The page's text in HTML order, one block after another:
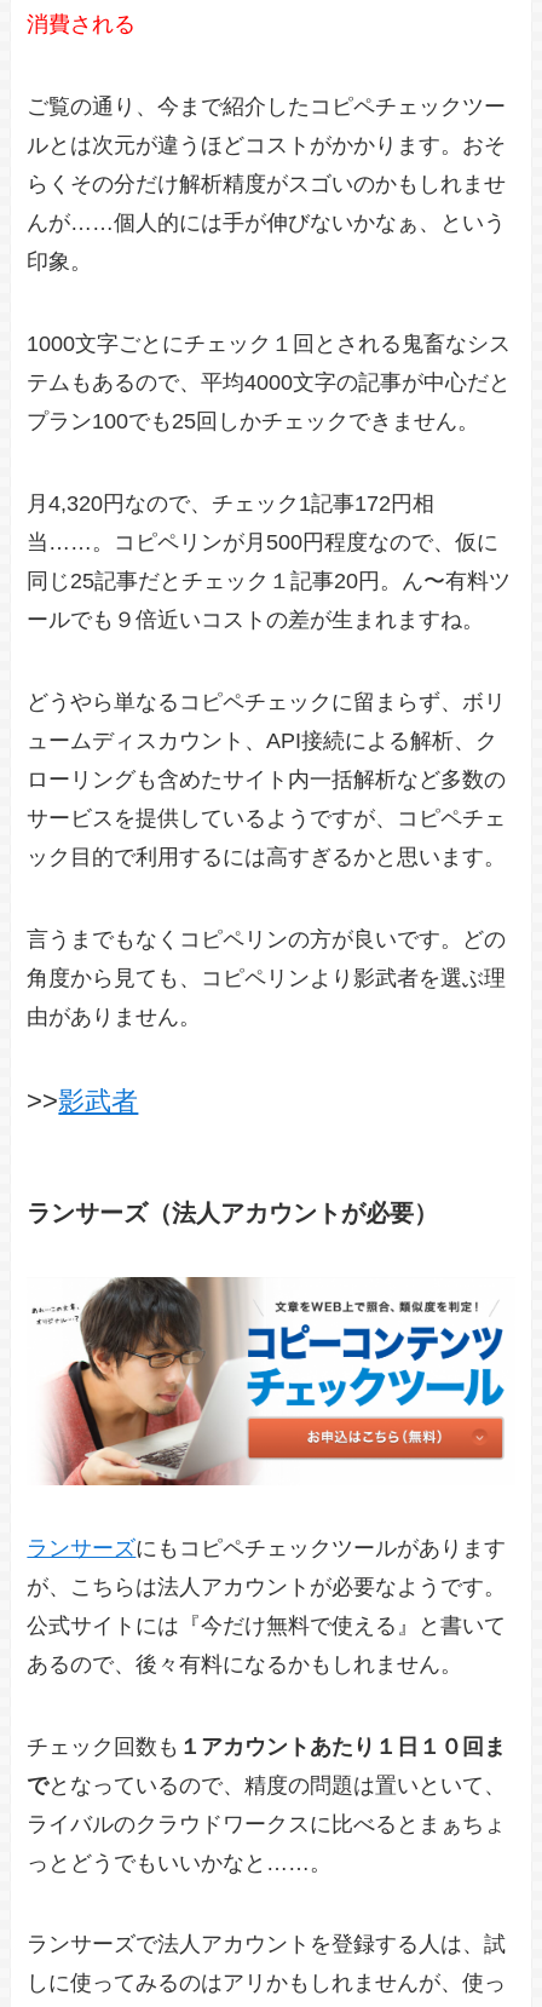
消費される
ご覧の通り、今まで紹介したコピペチェックツー
ルとは次元が違うほどコストがかかります。おそ
らくその分だけ解析精度がスゴいのかもしれませ
んが……個人的には手が伸びないかなぁ、という
印象。
1000文字ごとにチェック１回とされる鬼畜なシス
テムもあるので、平均4000文字の記事が中心だと
プラン100でも25回しかチェックできません。
月4,320円なので、チェック1記事172円相
当……。コピペリンが月500円程度なので、仮に
同じ25記事だとチェック１記事20円。ん〜有料ツ
ールでも９倍近いコストの差が生まれますね。
どうやら単なるコピペチェックに留まらず、ボリ
ュームディスカウント、API接続による解析、ク
ローリングも含めたサイト内一括解析など多数の
サービスを提供しているようですが、コピペチェ
ック目的で利用するには高すぎるかと思います。
言うまでもなくコピペリンの方が良いです。どの
角度から見ても、コピペリンより影武者を選ぶ理
由がありません。
>>影武者
ランサーズ（法人アカウントが必要）
ランサーズにもコピペチェックツールがあります
が、こちらは法人アカウントが必要なようです。
公式サイトには『今だけ無料で使える』と書いて
あるので、後々有料になるかもしれません。
チェック回数も １アカウントあたり１日１０回ま
でとなっているので、精度の問題は置いといて、
ライバルのクラウドワークスに比べるとまぁちょ
っとどうでもいいかなと……。
ランサーズで法人アカウントを登録する人は、試
しに使ってみるのはアリかもしれませんが、使っ